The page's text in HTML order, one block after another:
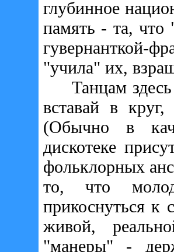
глубинное
память - та, что
гувернанткой-
"учила" их,
Танцам здесь
вставай в
(Обычно в
дискотеке
фольклорных
то, что
прикоснуться к
живой,
"манеры" -